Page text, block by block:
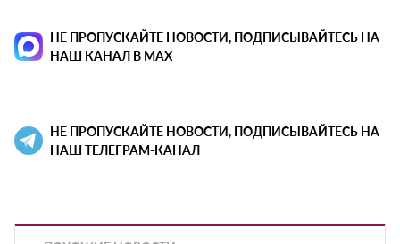
НЕ ПРОПУСКАЙТЕ НОВОСТИ, ПОДПИСЫВАЙТЕСЬ НА
НАШ КАНАЛ В MAX
НЕ ПРОПУСКАЙТЕ НОВОСТИ, ПОДПИСЫВАЙТЕСЬ НА
НАШ ТЕЛЕГРАМ-КАНАЛ